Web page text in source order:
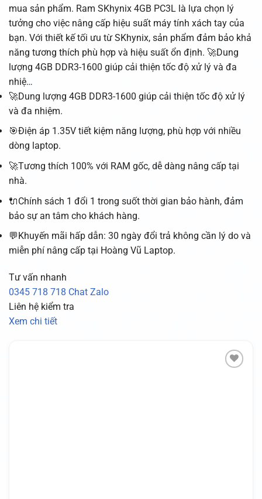
mua sản phẩm. Ram SKhynix 4GB PC3L là lựa chọn lý
tưởng cho việc nâng cấp hiệu suất máy tính xách tay của
bạn. Với thiết kế tối ưu từ SKhynix, sản phẩm đảm bảo khả
năng tương thích phù hợp và hiệu suất ổn định. 🚀Dung
lượng 4GB DDR3-1600 giúp cải thiện tốc độ xử lý và đa
nhiệ…
🚀Dung lượng 4GB DDR3-1600 giúp cải thiện tốc độ xử lý
và đa nhiệm.
🎯Điện áp 1.35V tiết kiệm năng lượng, phù hợp với nhiều
dòng laptop.
🚀Tương thích 100% với RAM gốc, dễ dàng nâng cấp tại
nhà.
🔌Chính sách 1 đổi 1 trong suốt thời gian bảo hành, đảm
bảo sự an tâm cho khách hàng.
💬Khuyến mãi hấp dẫn: 30 ngày đổi trả không cần lý do và
miễn phí nâng cấp tại Hoàng Vũ Laptop.
Tư vấn nhanh
0345 718 718 Chat Zalo
Liên hệ kiểm tra
Xem chi tiết